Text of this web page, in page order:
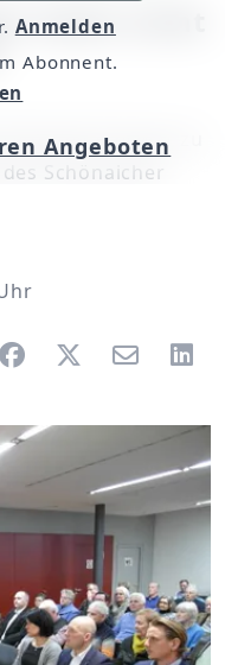
seien nicht
Frei war zu
Schönaicher
Anmelden
Abonnent.
Angeboten